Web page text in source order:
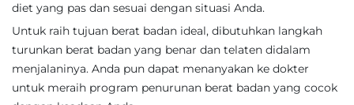
diet yang pas dan sesuai dengan situasi Anda.
Untuk raih tujuan berat badan ideal, dibutuhkan langkah
turunkan berat badan yang benar dan telaten didalam
menjalaninya. Anda pun dapat menanyakan ke dokter
untuk meraih program penurunan berat badan yang cocok